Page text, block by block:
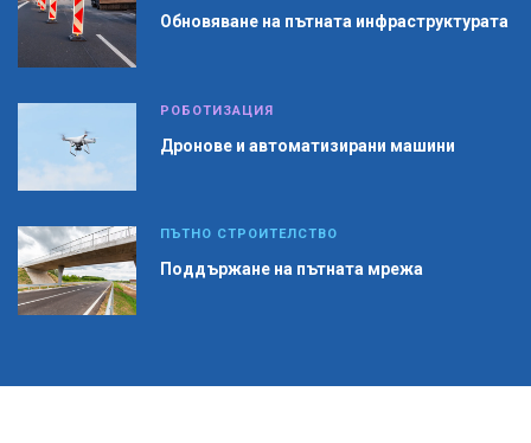
Обновяване на пътната инфраструктурата
РОБОТИЗАЦИЯ
Дронове и автоматизирани машини
ПЪТНО СТРОИТЕЛСТВО
Поддържане на пътната мрежа